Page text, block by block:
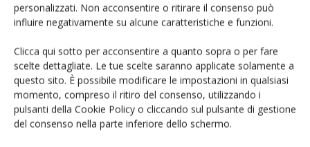
personalizzati. Non acconsentire o ritirare il consenso può
influire negativamente su alcune caratteristiche e funzioni.
Clicca qui sotto per acconsentire a quanto sopra o per fare
scelte dettagliate. Le tue scelte saranno applicate solamente a
questo sito. È possibile modificare le impostazioni in qualsiasi
momento, compreso il ritiro del consenso, utilizzando i
pulsanti della Cookie Policy o cliccando sul pulsante di gestione
del consenso nella parte inferiore dello schermo.
Un modo semplice per cercare un'azienda o un
Cerca adesso